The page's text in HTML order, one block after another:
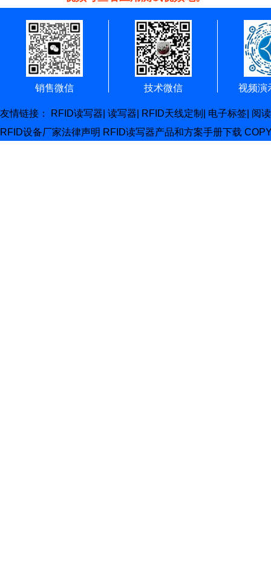
销售微信 技术微信 视频演
友情链接： RFID读写器 读写器 RFID天线定制 电子标签 阅
RFID设备厂家法律声明 RFID读写器产品和方案手册下载